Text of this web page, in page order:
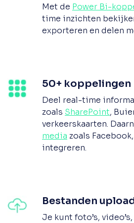
Met de Power Bi-
time inzichten
exporteren en delen
50+ koppelingen
Deel real-time
zoals SharePoint,
verkeerskaarten.
media zoals
integreren.
Bestanden
Je kunt foto’s,